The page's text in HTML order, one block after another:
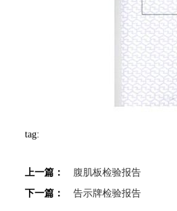
tag:
上一篇：
腹肌板检验报告
下一篇：
告示牌检验报告